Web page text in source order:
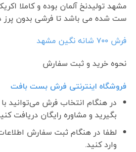
مشهد تولیدنخ آلمان بوده و کاملا
ست شده می باشد تا فرشی بدون پرز
فرش ٧٠٠ شانه نگین مشهد
نحوه خرید و ثبت سفارش
فروشگاه اینترنتی فرش بست بافت
در هنگام انتخاب فرش می‌توانید
بگیرید و مشاوره رایگان دریافت
لطفا در هنگام ثبت سفارش
وارد کنید.